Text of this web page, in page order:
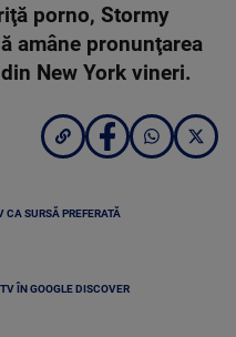
porno, Stormy
amâne pronunţarea
New York vineri.
SURSĂ PREFERATĂ
ÎN GOOGLE DISCOVER